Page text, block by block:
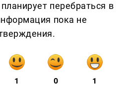
перебраться в
пока не
1 0 1